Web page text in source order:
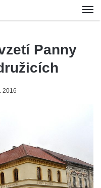
Panny
2016